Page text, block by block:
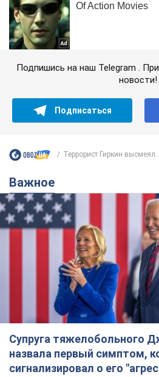
Подпишись на наш Telegram .
новости!
Подписаться
Террорист Гиркин
Важное
Супруга тяжелобольного
назвала первый симптом,
сигнализировал о его